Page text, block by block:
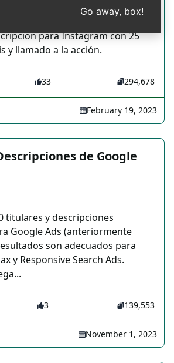
para Instagram con 25
y llamado a la acción.
33 294,678
February 19, 2023
de Google
titulares y descripciones
Google Ads (anteriormente
son adecuados para
y Responsive Search Ads.
3 139,553
November 1, 2023
Go away, box!